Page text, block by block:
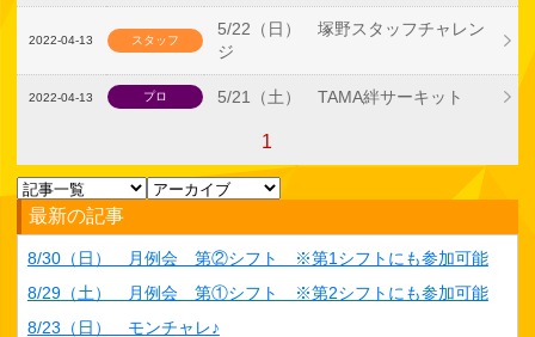
2022-04-13 スタッフ
5/22（日） 塚野スタッフチャレン
ジ
2022-04-13 プロ 5/21（土） TAMA絆サーキット
1
最新の記事
8/30（日） 月例会 第②シフト ※第1シフトにも参加可能
8/29（土） 月例会 第①シフト ※第2シフトにも参加可能
8/23（日） モンチャレ♪